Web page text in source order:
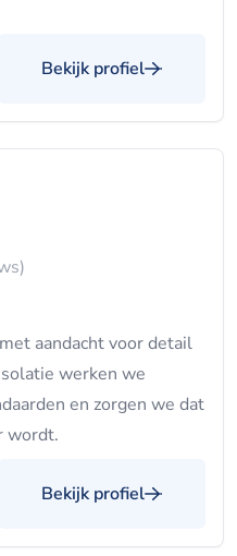
Bekijk profiel
aandacht voor detail
werken we
en zorgen we dat
wordt.
Bekijk profiel